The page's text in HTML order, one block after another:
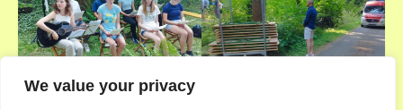
We value your privacy